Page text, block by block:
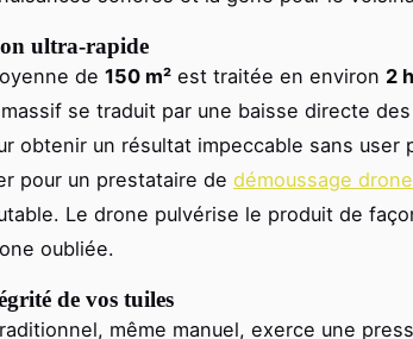
ultra-rapide
de 150 m² est traitée en environ 2
se traduit par une baisse directe
obtenir un résultat impeccable sans user
pour un prestataire de démoussage
Le drone pulvérise le produit de
oubliée.
de vos tuiles
même manuel, exerce une